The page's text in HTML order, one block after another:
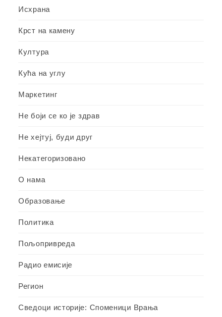
Исхрана
Крст на камену
Култура
Кућа на углу
Маркетинг
Не боји се ко је здрав
Не хејтуј, буди друг
Некатегоризовано
О нама
Образовање
Политика
Пољопривреда
Радио емисије
Регион
Сведоци историје: Споменици Врања